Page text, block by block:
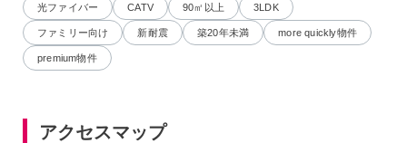
光ファイバー CATV 90㎡以上 3LDK
ファミリー向け 新耐震 築20年未満 more quickly物件
premium物件
アクセスマップ